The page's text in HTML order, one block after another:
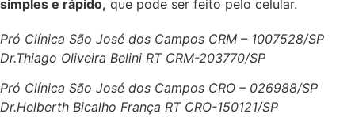
simples e rápido, que pode ser feito pelo celular.
Pró Clínica São José dos Campos CRM – 1007528/SP
Dr.Thiago Oliveira Belini RT CRM-203770/SP
Pró Clínica São José dos Campos CRO – 026988/SP
Dr.Helberth Bicalho França RT CRO-150121/SP